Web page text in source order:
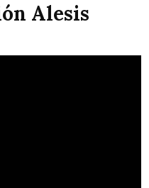
Alesis